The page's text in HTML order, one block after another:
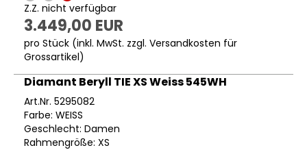
Z.Z. nicht verfügbar
3.449,00 EUR
pro Stück (inkl. MwSt. zzgl. Versandkosten für
Grossartikel)
Diamant Beryll TIE XS Weiss 545WH
Art.Nr. 5295082
Farbe: WEISS
Geschlecht: Damen
Rahmengröße: XS